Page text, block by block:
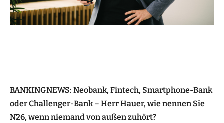
BANKINGNEWS: Neobank, Fintech, Smartphone-Bank
oder Challenger-Bank – Herr Hauer, wie nennen Sie
N26, wenn niemand von außen zuhört?